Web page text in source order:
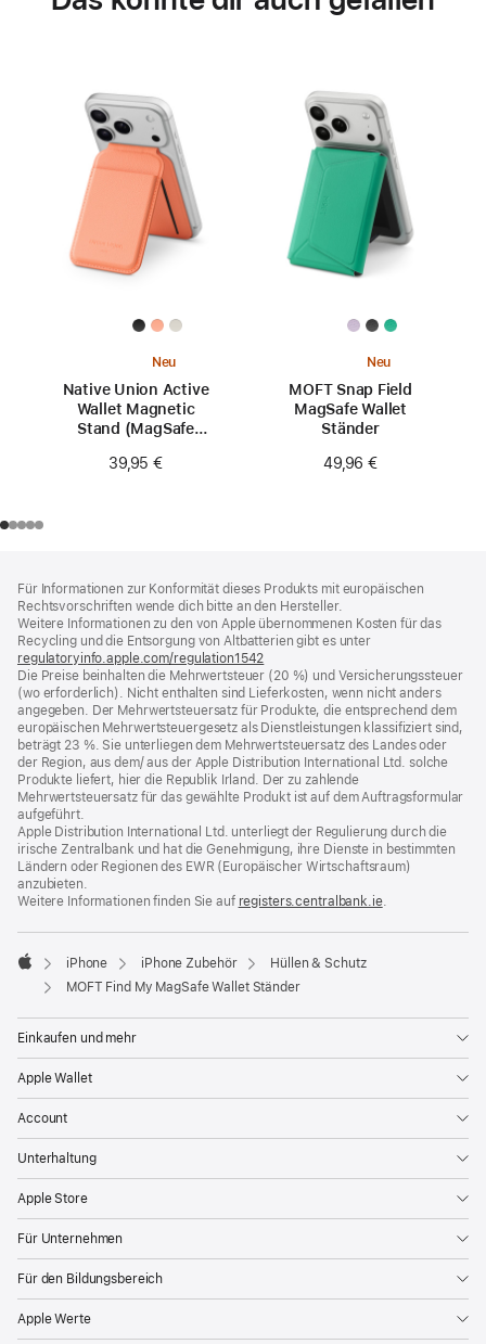
Neu
Native Union Active
Wallet Magnetic
Stand (MagSafe
39,95 €
Neu
MOFT Snap Field
MagSafe Wallet
Ständer
49,96 €
Für Informationen zur Konformität dieses Produkts mit europäischen
Rechtsvorschriften wende dich bitte an den Hersteller.
Weitere Informationen zu den von Apple übernommenen Kosten für das
Recycling und die Entsorgung von Altbatterien gibt es unter
regulatoryinfo.apple.com/regulation1542
ein
neues
Fenster)
Die Preise beinhalten die Mehrwertsteuer (20 %) und Versicherungssteuer
(wo erforderlich). Nicht enthalten sind Lieferkosten, wenn nicht anders
angegeben. Der Mehrwertsteuersatz für Produkte, die entsprechend dem
europäischen Mehrwertsteuergesetz als Dienstleistungen klassifiziert sind,
beträgt 23 %. Sie unterliegen dem Mehrwertsteuersatz des Landes oder
der Region, aus dem/ aus der Apple Distribution International Ltd. solche
Produkte liefert, hier die Republik Irland. Der zu zahlende
Mehrwertsteuersatz für das gewählte Produkt ist auf dem Auftragsformular
aufgeführt.
Apple Distribution International Ltd. unterliegt der Regulierung durch die
irische Zentralbank und hat die Genehmigung, ihre Dienste in bestimmten
Ländern oder Regionen des EWR (Europäischer Wirtschaftsraum)
anzubieten.
Weitere Informationen finden Sie auf registers.centralbank.ie(Öffnet
neues
.
Apple
iPhone iPhone Zubehör
Hüllen & Schutz
MOFT Find My MagSafe Wallet Ständer
Einkaufen und mehr
Apple Wallet
Account
Unterhaltung
Apple Store
Für Unternehmen
Für den Bildungsbereich
Apple Werte